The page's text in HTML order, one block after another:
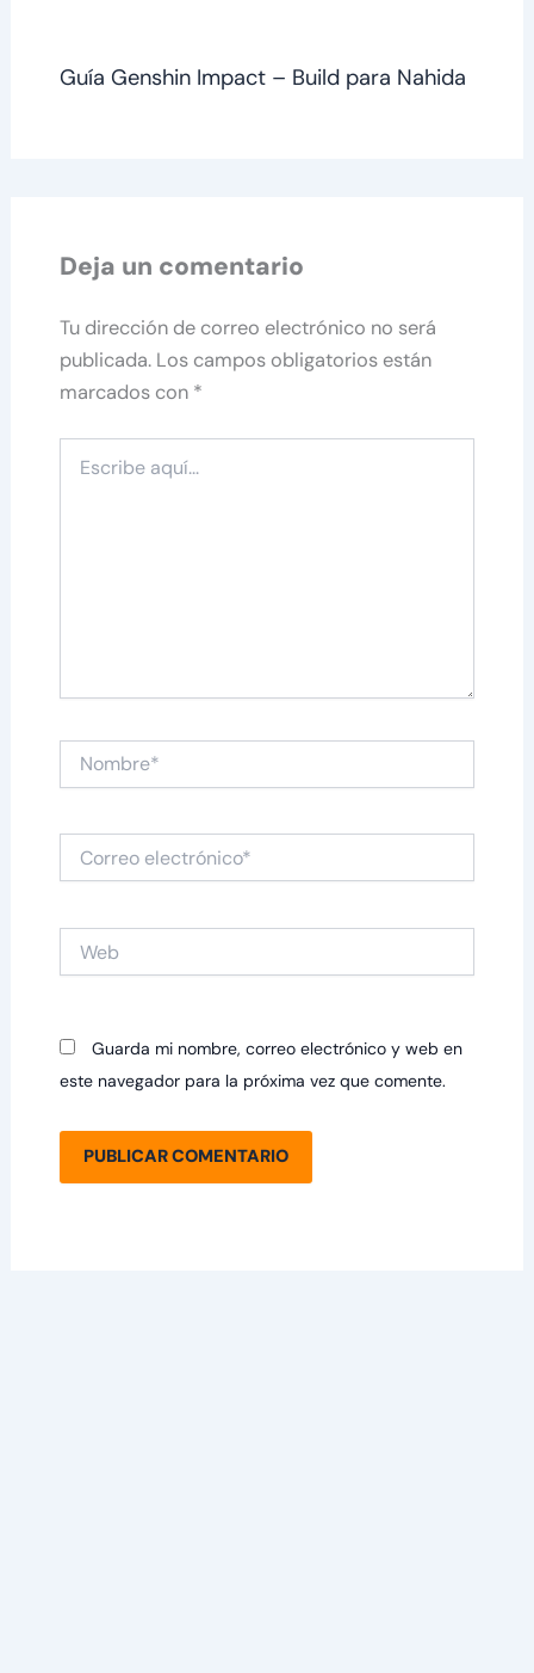
Guía Genshin Impact – Build para Nahida
Deja un comentario
Tu dirección de correo electrónico no será
publicada. Los campos obligatorios están
marcados con *
aquí...
Nombre*
electrónico*
Guarda mi nombre, correo electrónico y web en
este navegador para la próxima vez que comente.